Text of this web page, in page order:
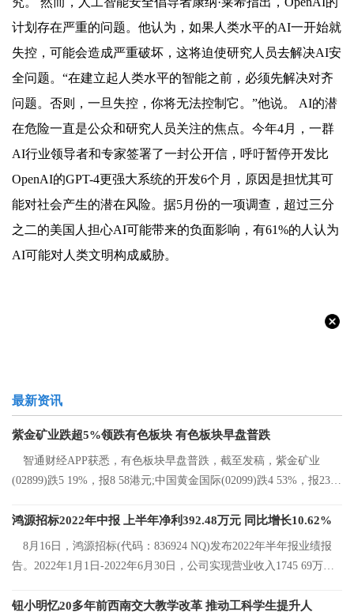
计划存在严重的问题。他认为，如果人类水平的AI一开始就
失控，可能会造成严重破坏，这将迫使研究人员去解决AI安
全问题。“在建立起人类水平的智能之前，必须先解决对齐
问题。否则，一旦失控，你将无法控制它。”他说。 AI的潜
在危险一直是公众和研究人员关注的焦点。今年4月，一群
AI行业领导者和专家签署了一封公开信，呼吁暂停开发比
OpenAI的GPT-4更强大系统的开发6个月，原因是担忧其可
能对社会产生的潜在风险。据5月份的一项调查，超过三分
之二的美国人担心AI可能带来的负面影响，有61%的人认为
AI可能对人类文明构成威胁。
最新资讯
紫金矿业跌超5%领跌有色板块 有色板块早盘普跌
智通财经APP获悉，有色板块早盘普跌，截至发稿，紫金矿业
(02899)跌5 19%，报8 58港元;中国黄金国际(02099)跌4 53%，报23 2
鸿源招标2022年中报 上半年净利392.48万元 同比增长10.62%
8月16日，鸿源招标(代码：836924 NQ)发布2022年半年报业绩报
告。2022年1月1日-2022年6月30日，公司实现营业收入1745 69万
钮小明忆20多年前西南交大教学改革 推动工科学生提升人